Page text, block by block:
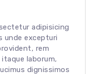
adipisicing
unde excepturi
rem
laborum,
dignissimos